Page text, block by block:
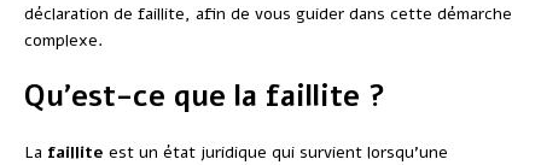
déclaration de faillite, afin de vous guider dans cette démarche
complexe.
Qu’est-ce que la faillite ?
La faillite est un état juridique qui survient lorsqu’une